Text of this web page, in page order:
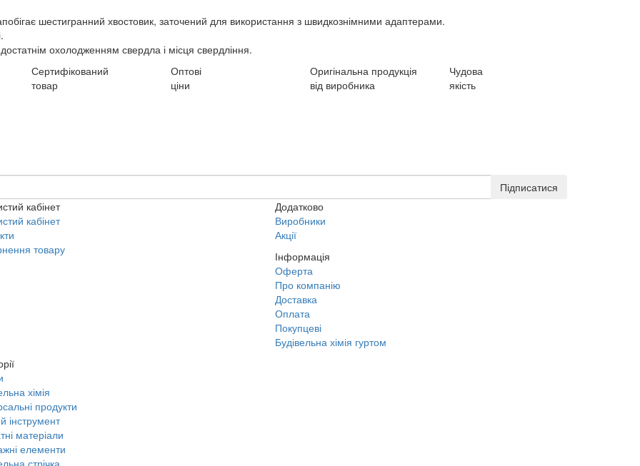
шестигранний хвостовик, заточений для використання з швидкознімними адаптерами.
охолодженням свердла і місця свердління.
Сертифікований
товар
Оптові
ціни
Оригінальна продукція
від виробника
Чудова
якість
Підписатися
кабінет
кабінет
товару
Додатково
Виробники
Акції
Інформація
Оферта
Про компанію
Доставка
Оплата
Покупцеві
Будівельна хімія гуртом
хімія
продукти
інструмент
матеріали
елементи
стрічка